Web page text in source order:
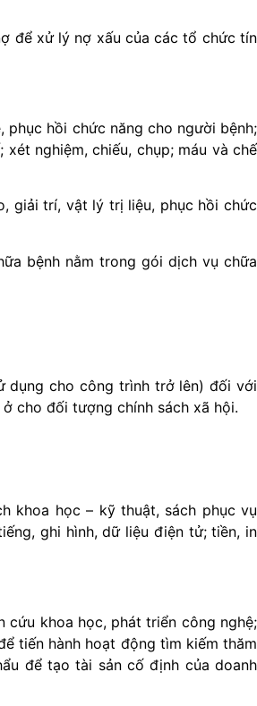
để xử lý nợ xấu của các tổ chức tín
phục hồi chức năng cho người bệnh;
nghiệm, chiếu, chụp; máu và chế
giải trí, vật lý trị liệu, phục hồi chức
bệnh nằm trong gói dịch vụ chữa
dụng cho công trình trở lên)đối với
cho đối tượng chính sách xã hội.
khoa học – kỹ thuật, sách phục vụ
ghi hình, dữ liệu điện tử; tiền, in
cứu khoa học, phát triển công nghệ;
tiến hành hoạt động tìm kiếm thăm
để tạo tài sản cố định của doanh